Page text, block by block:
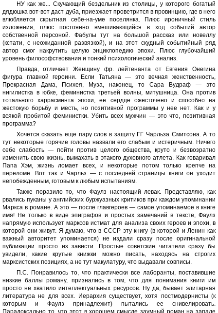
НУ как же... Скучающий бездельник из столицы, у которого богатый
дядюшка вот-вот даст дуба, приезжает проветрится в провинцию, где в него
влюбляется скрытная себе-на-уме поселянка. Плюс ироничный стиль
изложения, плюс постоянно вмешивающийся в ход событий автор
собственной персоной. Фабулы тут на большой рассказ или новеллу
(кстати, с неожиданной развязкой), и на этот скудный событийный ряд
автор смог накрутить целую энциклопедию эпохи. Плюс глубочайший
уровень философствования и тонкий психологический анализ.
Правда, отличает Женщину фр. лейтенанта от Евгения Онегина
фигура главной героини. Если Татьяна — это вечная женственность,
Прекрасная Дама, Психея, Муза, наконец, то Сара Вудраф — это
нигилистка в юбке, феминистка третьей волны, митушница. Она против
тотального харрасмента эпохи, ее сердце ожесточено и способно на
жестокую борьбу и месть, но позитивной программы у нее нет. Как и у
всякой пробитой феминистки. Убить всех мужчин — это что, позитивная
программа?
Хочется сказать еще пару слов в защиту ГГ Чарльза Смитсона. А то
тут некоторые горячие головы назвали его слабым и истеричным. Ничего
себе слабость — пойти против целого общества, круто и безвозратно
изменить свою жизнь, вымахать в этакого духовного атлета. Как говаривал
Папа Хэм, жизнь ломает всех, и некоторые потом только крепче на
переломе. Вот так и Чарльз — с последней страницы книги он уходит
непобежденным, готовым к любым испытаниям.
Также поразило то, что Фаулз настоящий левак. Представляю, как
рвались пуканы у английских буржуазных критиков при каждом упоминании
Маркса в романе. А это — после главгероев — самое упоминаемое в книге
имя! Не только в виде эпиграфов и простых замечаний в тексте, Фаулз
напрямую использует марксов истмат для анализа своих героев и эпохи, в
которой они живут. Я думаю, что в СССР эту книгу (в которой и Ленин как
важный авторитет упоминается) не издали сразу после оригинальной
публикации просто из зависти. Простые советские читатели сразу бы
увидели, какие крутые книжки можно писать, находясь на строгих
марксистских позициях, а не тут макулатуру, что выдавали совписы.
П.С. Понравилось то, что практически все лаборанты, поставившие
низкие баллы роману, признались в том, что для понимания книги им
просто не хватило интеллектуальных ресурсов. Ну да, бывает элитарная
литература не для всех. Иерархия существует, хотя постмодернисты (к
которым и Фаулз принадлежит) пытались ее снивелировать.
Парадоксально то, что этот в хорошем смысле заумный роман на западе